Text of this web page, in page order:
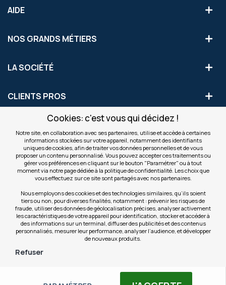
Cookies: c'est vous qui décidez !
Notre site, en collaboration avec ses partenaires, utilise et accède à certaines
informations stockées sur votre appareil, notamment des identifiants
uniques de cookies, afin de traiter vos données personnelles et de vous
proposer un contenu personnalisé. Vous pouvez accepter ces traitements ou
gérer vos préférences en cliquant sur le bouton "Paramétrer" ou à tout
moment via notre page dédiée à la politique de confidentialité. Les choix que
vous effectuez sur ce site sont partagés avec nos partenaires.
Nous employons des cookies et des technologies similaires, qu’ils soient
tiers ou non, pour diverses finalités, notamment : prévenir les risques de
fraude, utiliser des données de géolocalisation précises, analyser activement
les caractéristiques de votre appareil pour identification, stocker et accéder à
des informations sur un terminal, diffuser des publicités et des contenus
personnalisés, mesurer leur performance, analyser l’audience, et développer
de nouveaux produits.
Refuser
AIDE
NOS GRANDS MÉTIERS
LA SOCIÉTÉ
CLIENTS PROS
S'INSCRIRE AUX OFFRES COMMERCIALES
Inscription
notre
newsletter
Valider
NOS SITES